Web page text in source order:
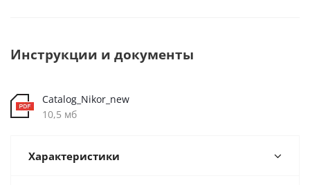
Инструкции и документы
Catalog_Nikor_new
10,5 мб
Характеристики